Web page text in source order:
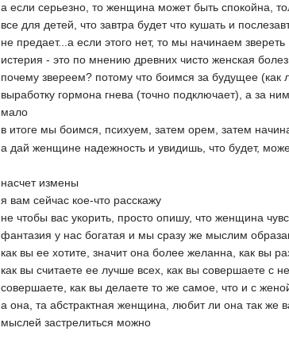
а если серьезно, то женщина может быть спокойна,
все для детей, что завтра будет что кушать и
не предает...а если этого нет, то мы начинаем звереть
истерия - это по мнению древних чисто женская
почему звереем? потому что боимся за будущее
выработку гормона гнева (точно подключает), а за
мало
в итоге мы боимся, психуем, затем орем, затем
а дай женщине надежность и увидишь, что будет,
насчет измены
я вам сейчас кое-что расскажу
не чтобы вас укорить, просто опишу, что женщина
фантазия у нас богатая и мы сразу же мыслим
как вы ее хотите, значит она более желанна, как вы
как вы считаете ее лучше всех, как вы совершаете с
совершаете, как вы делаете то же самое, что и с
а она, та абстрактная женщина, любит ли она так же
мыслей застрелиться можно